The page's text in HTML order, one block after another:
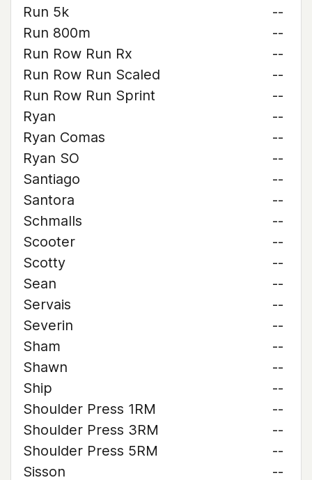
Run 5k
--
Run 800m
--
Run Row Run Rx
--
Run Row Run Scaled
--
Run Row Run Sprint
--
Ryan
--
Ryan Comas
--
Ryan SO
--
Santiago
--
Santora
--
Schmalls
--
Scooter
--
Scotty
--
Sean
--
Servais
--
Severin
--
Sham
--
Shawn
--
Ship
--
Shoulder Press 1RM
--
Shoulder Press 3RM
--
Shoulder Press 5RM
--
Sisson
--